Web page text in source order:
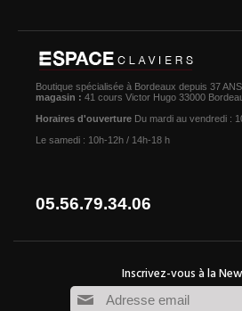
Boutique spécialisée à Bordeaux depuis 37
magasin : 41 cours Victor Hugo 33000
Horaires d'ouverture Du mardi au vendredi :
Le samedi : 10h-12h / 14h-18 h
05.56.79.34.06